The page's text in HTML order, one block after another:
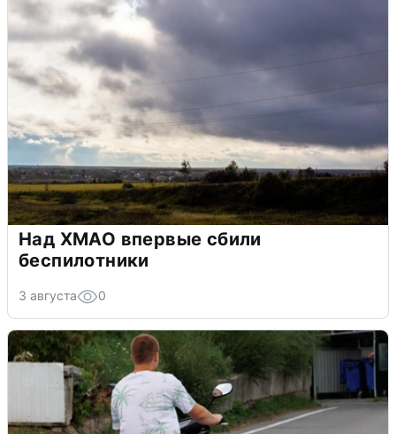
Над ХМАО впервые сбили
беспилотники
3 августа 0